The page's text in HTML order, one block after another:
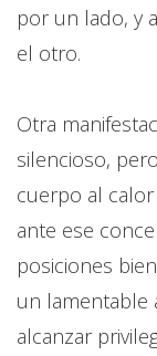
por un lado, y
el otro.
Otra
silencioso,
cuerpo al
ante ese
posiciones
un lamentable
alcanzar